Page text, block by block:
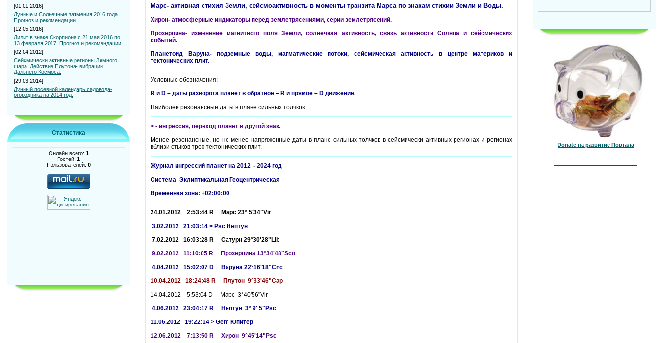
[01.01.2016]
Лунные и Солнечные затмения 2016 года.
Прогноз и рекомендации.
[12.05.2016]
Лилит в знаке Скорпиона с 21 мая 2016 по
13 февраля 2017. Прогноз и рекомендации.
[02.04.2012]
Сейсмически активные регионы Земного
шара. Действие Плутона- вибрации
Дальнего Космоса.
[29.03.2014]
Лунный посевной календарь садовода-
огородника на 2014 год.
Статистика
Онлайн всего: 1
Гостей: 1
Пользователей: 0
Марс- активная стихия Земли, сейсмоактивность в моменты транзита Марса по знакам стихии Земли и Воды.
Хирон- атмосферные индикаторы перед землетрясениями, серии землетрясений.
Прозерпина- изменение магнитного поля Земли, солнечная активность, связь активности Солнца и сейсмических
событий.
Планетоид Варуна- подземные воды, магматические потоки, сейсмическая активность в центре материков и
тектонических плит.
Условные обозначения:
R и D – даты разворота планет в обратное – R и прямое – D движение.
Наиболее резонансные даты в плане сильных толчков.
> - ингрессия, переход планет в другой знак.
Менее резонансные, но не менее напряженные даты в плане сильных толчков в сейсмически активных регионах и регионах
вблизи стыков трех тектонических плит.
Журнал ингрессий планет на 2012 - 2024 год
Система: Эклиптикальная Геоцентрическая
Временная зона: +02:00:00
24.01.2012 2:53:44 R Марс 23° 5'34"Vir
3.02.2012 21:03:14 > Psc Нептун
7.02.2012 16:03:28 R Сатурн 29°30'28"Lib
9.02.2012 11:10:05 R Прозерпина 13°34'48"Sco
4.04.2012 15:02:07 D Варуна 22°16'18"Cnc
10.04.2012 18:24:48 R Плутон 9°33'46"Cap
14.04.2012 5:53:04 D Марс 3°40'56"Vir
4.06.2012 23:04:17 R Нептун 3° 9' 5"Psc
11.06.2012 19:22:14 > Gem Юпитер
12.06.2012 7:13:50 R Хирон 9°45'14"Psc
Donate на развитие Портала